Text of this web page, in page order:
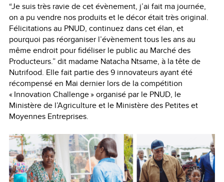
“Je suis très ravie de cet évènement, j’ai fait ma journée,
on a pu vendre nos produits et le décor était très original.
Félicitations au PNUD, continuez dans cet élan, et
pourquoi pas réorganiser l’évènement tous les ans au
même endroit pour fidéliser le public au Marché des
Producteurs.” dit madame Natacha Ntsame, à la tête de
Nutrifood. Elle fait partie des 9 innovateurs ayant été
récompensé en Mai dernier lors de la compétition
« Innovation Challenge » organisé par le PNUD, le
Ministère de l’Agriculture et le Ministère des Petites et
Moyennes Entreprises.